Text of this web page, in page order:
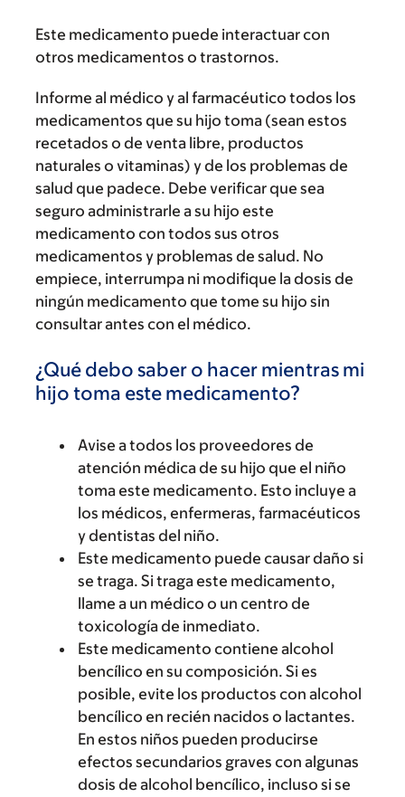
Este medicamento puede interactuar con
otros medicamentos o trastornos.
Informe al médico y al farmacéutico todos los
medicamentos que su hijo toma (sean estos
recetados o de venta libre, productos
naturales o vitaminas) y de los problemas de
salud que padece. Debe verificar que sea
seguro administrarle a su hijo este
medicamento con todos sus otros
medicamentos y problemas de salud. No
empiece, interrumpa ni modifique la dosis de
ningún medicamento que tome su hijo sin
consultar antes con el médico.
¿Qué debo saber o hacer mientras mi
hijo toma este medicamento?
Avise a todos los proveedores de
atención médica de su hijo que el niño
toma este medicamento. Esto incluye a
los médicos, enfermeras, farmacéuticos
y dentistas del niño.
Este medicamento puede causar daño si
se traga. Si traga este medicamento,
llame a un médico o un centro de
toxicología de inmediato.
Este medicamento contiene alcohol
bencílico en su composición. Si es
posible, evite los productos con alcohol
bencílico en recién nacidos o lactantes.
En estos niños pueden producirse
efectos secundarios graves con algunas
dosis de alcohol bencílico, incluso si se